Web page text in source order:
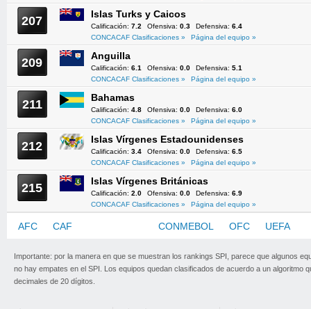
207 Islas Turks y Caicos
Calificación: 7.2 Ofensiva: 0.3 Defensiva: 6.4
CONCACAF Clasificaciones »
Página del equipo »
209 Anguilla
Calificación: 6.1 Ofensiva: 0.0 Defensiva: 5.1
CONCACAF Clasificaciones »
Página del equipo »
211 Bahamas
Calificación: 4.8 Ofensiva: 0.0 Defensiva: 6.0
CONCACAF Clasificaciones »
Página del equipo »
212 Islas Vírgenes Estadounidenses
Calificación: 3.4 Ofensiva: 0.0 Defensiva: 6.5
CONCACAF Clasificaciones »
Página del equipo »
215 Islas Vírgenes Británicas
Calificación: 2.0 Ofensiva: 0.0 Defensiva: 6.9
CONCACAF Clasificaciones »
Página del equipo »
AFC CAF CONMEBOL OFC UEFA
Importante: por la manera en que se muestran los rankings SPI, parece que algunos
no hay empates en el SPI. Los equipos quedan clasificados de acuerdo a un algoritmo
decimales de 20 dígitos.